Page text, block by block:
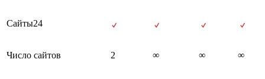
Сайты24
Число сайтов 2 ∞ ∞ ∞